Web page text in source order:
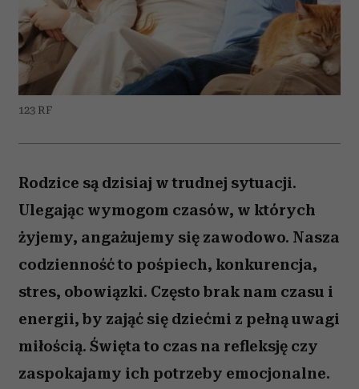
123 RF
Rodzice są dzisiaj w trudnej sytuacji.
Ulegając wymogom czasów, w których
żyjemy, angażujemy się zawodowo. Nasza
codzienność to pośpiech, konkurencja,
stres, obowiązki. Często brak nam czasu i
energii, by zająć się dziećmi z pełną uwagi
miłością. Święta to czas na refleksję czy
zaspokajamy ich potrzeby emocjonalne.